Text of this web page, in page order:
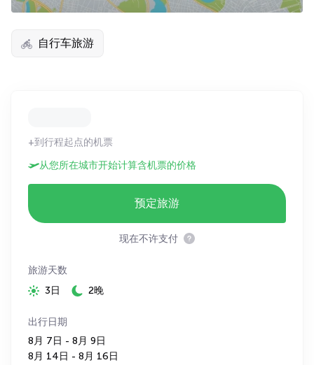
自行车旅游
+到行程起点的机票
从您所在城市开始计算含机票的价格
预定旅游
现在不许支付
旅游天数
3日
2晚
出行日期
8月 7日 - 8月 9日
8月 14日 - 8月 16日